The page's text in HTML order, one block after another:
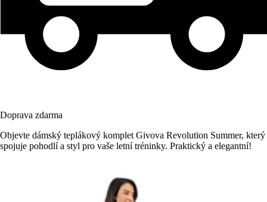
Doprava zdarma
Objevte dámský teplákový komplet Givova Revolution Summer, který
spojuje pohodlí a styl pro vaše letní tréninky. Praktický a elegantní!